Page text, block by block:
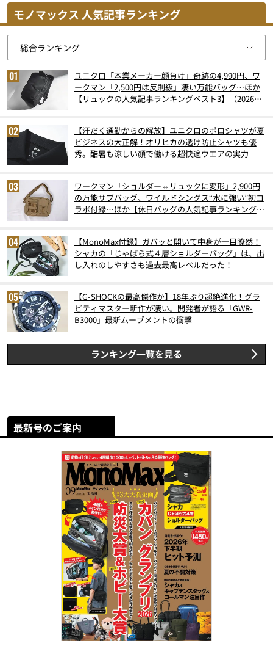
モノマックス 人気記事ランキング
ユニクロ「本業メーカー顔負け」奇跡の4,990円、ワ
ークマン「2,500円は反則級」凄い万能バッグ…ほか
【リュックの人気記事ランキングベスト3】（2026年
【汗だく通勤からの解放】ユニクロのポロシャツが夏
ビジネスの大正解！オリヒカの透け防止シャツも優
秀。酷暑も涼しい顔で働ける超快適ウエアの実力
ワークマン「ショルダー⇔リュックに変形」2,900円
の万能サブバッグ、ワイルドシングス“水に強い”初コ
ラボ付録…ほか【休日バッグの人気記事ランキングベ
【MonoMax付録】ガバッと開いて中身が一目瞭然！
シャカの「じゃばら式４層ショルダーバッグ」は、出
し入れのしやすさも過去最高レベルだった！
【G-SHOCKの最高傑作か】18年ぶり超絶進化！グラ
ビティマスター新作が凄い。開発者が語る「GWR-
B3000」最新ムーブメントの衝撃
ランキング一覧を見る
最新号のご案内